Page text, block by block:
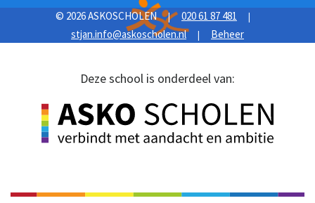
© 2026 ASKOSCHOLEN | 020 61 87 481 |
stjan.info@askoscholen.nl | Beheer
Deze school is onderdeel van: